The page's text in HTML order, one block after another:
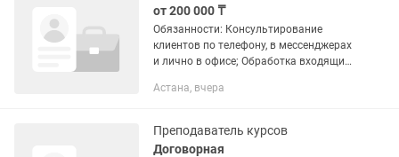
от 200 000 ₸
Обязанности: Консультирование
клиентов по телефону, в мессенджерах
и лично в офисе; Обработка входящих
системе; Выявление потребностей
Астана, вчера
Преподаватель курсов
Договорная